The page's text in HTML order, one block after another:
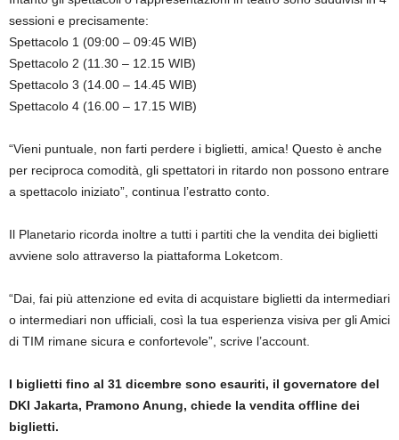
sessioni e precisamente:
Spettacolo 1 (09:00 – 09:45 WIB)
Spettacolo 2 (11.30 – 12.15 WIB)
Spettacolo 3 (14.00 – 14.45 WIB)
Spettacolo 4 (16.00 – 17.15 WIB)
“Vieni puntuale, non farti perdere i biglietti, amica! Questo è anche
per reciproca comodità, gli spettatori in ritardo non possono entrare
a spettacolo iniziato”, continua l’estratto conto.
Il Planetario ricorda inoltre a tutti i partiti che la vendita dei biglietti
avviene solo attraverso la piattaforma Loketcom.
“Dai, fai più attenzione ed evita di acquistare biglietti da intermediari
o intermediari non ufficiali, così la tua esperienza visiva per gli Amici
di TIM rimane sicura e confortevole”, scrive l’account.
I biglietti fino al 31 dicembre sono esauriti, il governatore del
DKI Jakarta, Pramono Anung, chiede la vendita offline dei
biglietti.